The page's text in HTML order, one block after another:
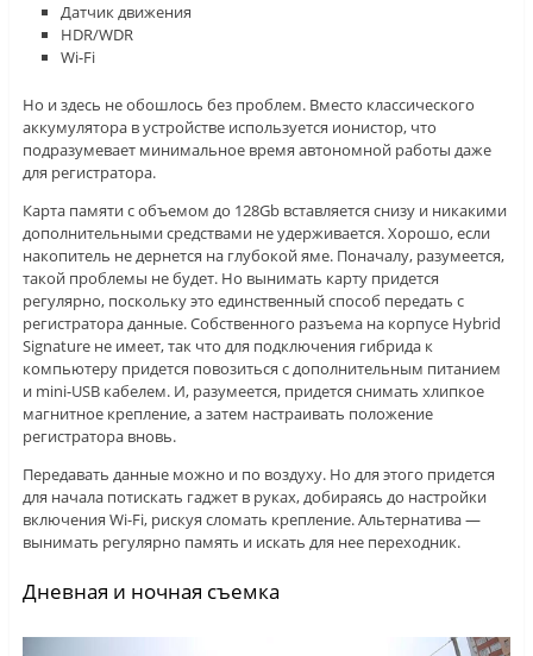
Датчик движения
HDR/WDR
Wi-Fi
Но и здесь не обошлось без проблем. Вместо классического
аккумулятора в устройстве используется ионистор, что
подразумевает минимальное время автономной работы даже
для регистратора.
Карта памяти с объемом до 128Gb вставляется снизу и никакими
дополнительными средствами не удерживается. Хорошо, если
накопитель не дернется на глубокой яме. Поначалу, разумеется,
такой проблемы не будет. Но вынимать карту придется
регулярно, поскольку это единственный способ передать с
регистратора данные. Собственного разъема на корпусе Hybrid
Signature не имеет, так что для подключения гибрида к
компьютеру придется повозиться с дополнительным питанием
и mini-USB кабелем. И, разумеется, придется снимать хлипкое
магнитное крепление, а затем настраивать положение
регистратора вновь.
Передавать данные можно и по воздуху. Но для этого придется
для начала потискать гаджет в руках, добираясь до настройки
включения Wi-Fi, рискуя сломать крепление. Альтернатива —
вынимать регулярно память и искать для нее переходник.
Дневная и ночная съемка